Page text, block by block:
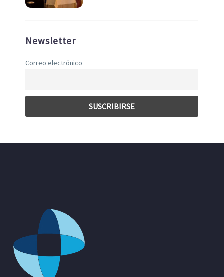
Newsletter
Correo electrónico